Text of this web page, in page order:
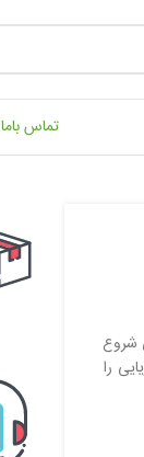
تماس باما 09127468766
شروع
را